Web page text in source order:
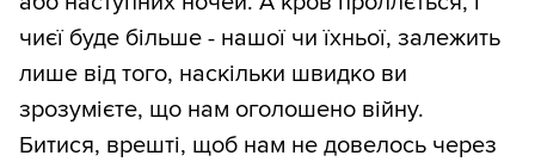
чиєї буде більше - нашої чи їхньої, залежить
лише від того, наскільки швидко ви
зрозумієте, що нам оголошено війну.
Битися, врешті, щоб нам не довелось через